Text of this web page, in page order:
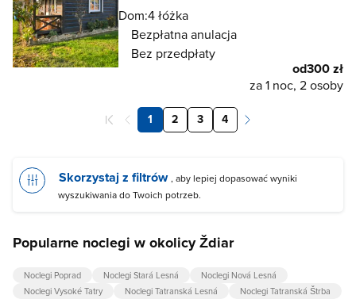
Dom:4 łóżka
Bezpłatna anulacja
Bez przedpłaty
od300 zł
za 1 noc, 2 osoby
1 2 3 4
Skorzystaj z filtrów , aby lepiej dopasować wyniki
wyszukiwania do Twoich potrzeb.
Popularne noclegi w okolicy Ždiar
Noclegi Poprad Noclegi Stará Lesná
Noclegi Nová Lesná
Noclegi Vysoké Tatry
Noclegi Tatranská Lesná
Noclegi Tatranská Štrba